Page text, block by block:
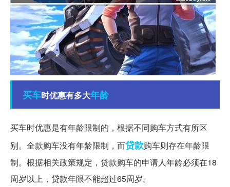
买车时优惠有多大年龄
买车时优惠是有年龄限制的，根据不同购车方式有所区
别。全款购车没有年龄限制，而贷款购车则存在年龄限
制。根据相关政策规定，贷款购车的申请人年龄必须在18
周岁以上，贷款年限不能超过65周岁。